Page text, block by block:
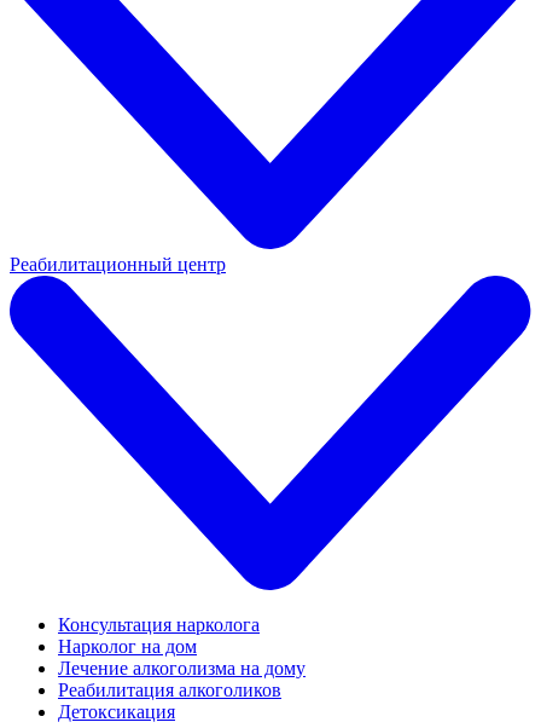
Реабилитационный центр
Консультация нарколога
Нарколог на дом
Лечение алкоголизма на дому
Реабилитация алкоголиков
Детоксикация